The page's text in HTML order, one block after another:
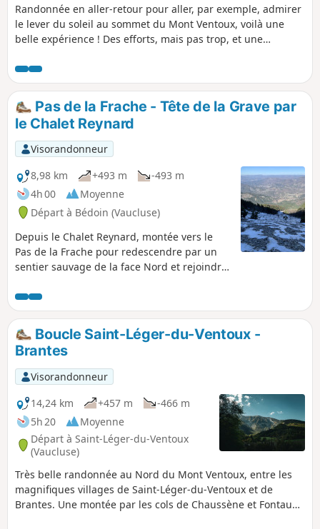
Randonnée en aller-retour pour aller, par exemple, admirer
le lever du soleil au sommet du Mont Ventoux, voilà une
belle expérience ! Des efforts, mais pas trop, et une
Pas de la Frache - Tête de la Grave par
le Chalet Reynard
Visorandonneur
8,98 km
+493 m
-493 m
4h 00
Moyenne
Départ à Bédoin (Vaucluse)
Depuis le Chalet Reynard, montée vers le
Pas de la Frache pour redescendre par un
sentier sauvage de la face Nord et rejoindre
Boucle Saint-Léger-du-Ventoux -
Brantes
Visorandonneur
14,24 km
+457 m
-466 m
5h 20
Moyenne
Départ à Saint-Léger-du-Ventoux
(Vaucluse)
Très belle randonnée au Nord du Mont Ventoux, entre les
magnifiques villages de Saint-Léger-du-Ventoux et de
Brantes. Une montée par les cols de Chaussène et Fontaube